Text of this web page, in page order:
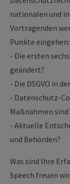
nationalen und
Vortragenden
Punkte eingehen:
- Die ersten
geändert?
- Die DSGVO in
- Datenschutz-
Maßnahmen
- Aktuelle
und Behörden?
Was sind Ihre
Speech freuen